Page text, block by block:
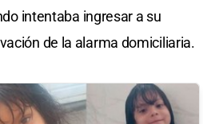
intentaba ingresar a su
de la alarma domiciliaria.